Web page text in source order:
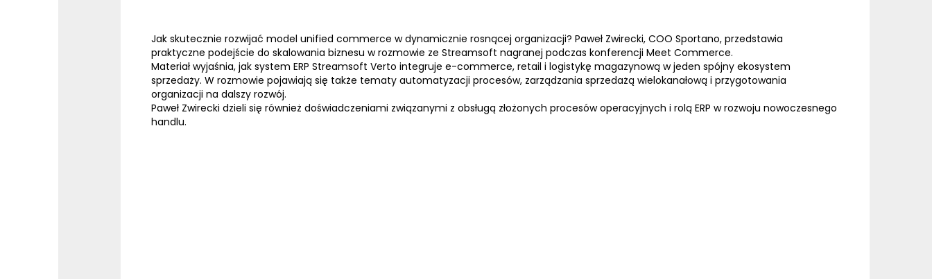
Jak skutecznie rozwijać model unified commerce w dynamicznie rosnącej organizacji? Paweł Zwirecki, COO Sportano, przedstawia
praktyczne podejście do skalowania biznesu w rozmowie ze Streamsoft nagranej podczas konferencji Meet Commerce.
Materiał wyjaśnia, jak system ERP Streamsoft Verto integruje e-commerce, retail i logistykę magazynową w jeden spójny ekosystem
sprzedaży. W rozmowie pojawiają się także tematy automatyzacji procesów, zarządzania sprzedażą wielokanałową i przygotowania
organizacji na dalszy rozwój.
Paweł Zwirecki dzieli się również doświadczeniami związanymi z obsługą złożonych procesów operacyjnych i rolą ERP w rozwoju nowoczesnego
handlu.